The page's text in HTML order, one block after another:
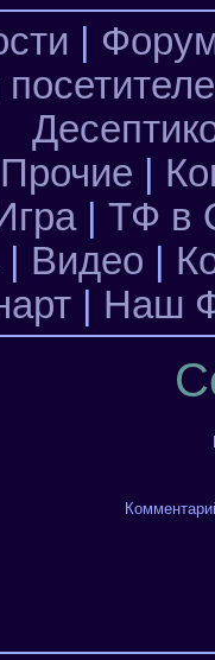
Прочие
| ТФ в
| Видео
Наш